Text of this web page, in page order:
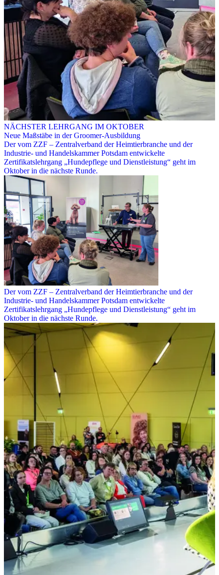
NÄCHSTER LEHRGANG IM OKTOBER
Neue Maßstäbe in der Groomer-Ausbildung
Der vom ZZF – Zentralverband der Heimtierbranche und der
Industrie- und Handelskammer Potsdam entwickelte
Zertifikatslehrgang „Hundepflege und Dienstleistung“ geht im
Oktober in die nächste Runde.
Der vom ZZF – Zentralverband der Heimtierbranche und der
Industrie- und Handelskammer Potsdam entwickelte
Zertifikatslehrgang „Hundepflege und Dienstleistung“ geht im
Oktober in die nächste Runde.